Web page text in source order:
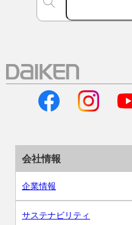
会社情報
企業情報
サステナビリティ